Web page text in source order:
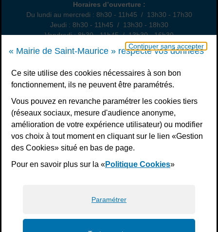
Continuer sans accepter
« Mairie de Saint-Maurice » respecte vos données
Ce site utilise des cookies nécessaires à son bon
fonctionnement, ils ne peuvent être paramétrés.
Vous pouvez en revanche paramétrer les cookies tiers
(réseaux sociaux, mesure d'audience anonyme,
amélioration de votre expérience utilisateur) ou modifier
vos choix à tout moment en cliquant sur le lien «Gestion
des Cookies» situé en bas de page.
Pour en savoir plus sur la «Politique Cookies»
Paramétrer
Horaires d’ouverture :
Du lundi au mercredi : 8h30 - 11h45 / 13h30 - 17h30
Jeudi : 8h30 - 11h45 / 13h30 - 18h30
Vendredi : 8h30 - 11h45 / 13h30 - 16h30
Un samedi par mois : permanence état civil, sur rendez-vous
S’inscrire à la newsletter
Télécharger l’application
Nous suivre
Facebook
Instagram
Youtube
LinkedIn
Calaméo